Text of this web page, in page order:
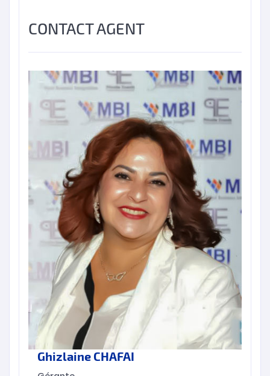
CONTACT AGENT
Ghizlaine CHAFAI